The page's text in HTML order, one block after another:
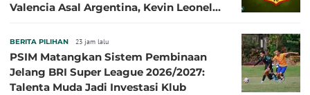
Valencia Asal Argentina, Kevin Leonel
BERITA PILIHAN 23 jam lalu
PSIM Matangkan Sistem Pembinaan
Jelang BRI Super League 2026/2027:
Talenta Muda Jadi Investasi Klub